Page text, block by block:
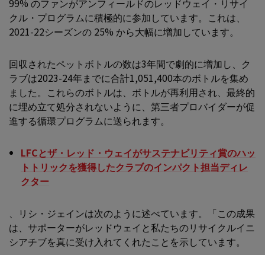
99% のファンがアンフィールドのレッドウェイ・リサイ
クル・プログラムに積極的に参加しています。これは、
2021-22シーズンの 25% から大幅に増加しています。
回収されたペットボトルの数は3年間で劇的に増加し、ク
ラブは2023-24年までに合計1,051,400本のボトルを集め
ました。これらのボトルは、ボトルが再利用され、最終的
に埋め立て処分されないように、第三者プロバイダーが促
進する循環プログラムに送られます。
LFCとザ・レッド・ウェイがサステナビリティ賞のハッ
トトリックを獲得したクラブのインパクト担当ディレ
クター
、リシ・ジェインは次のように述べています。「この成果
は、サポーターがレッドウェイと私たちのリサイクルイニ
シアチブを真に受け入れてくれたことを示しています。